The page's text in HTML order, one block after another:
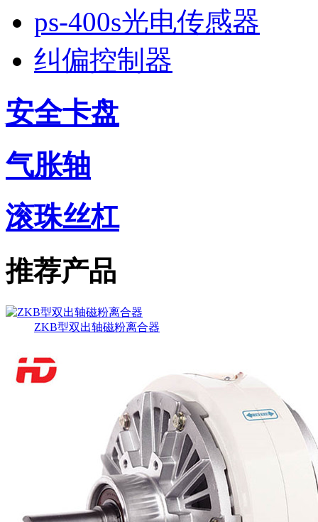
ps-400s光电传感器
纠偏控制器
安全卡盘
气胀轴
滚珠丝杠
推荐产品
ZKB型双出轴磁粉离合器